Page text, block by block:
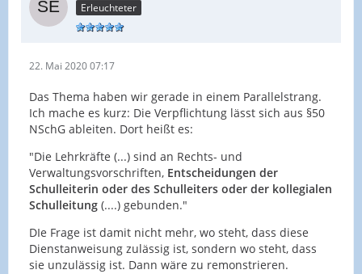
Erleuchteter
22. Mai 2020 07:17
Das Thema haben wir gerade in einem Parallelstrang.
Ich mache es kurz: Die Verpflichtung lässt sich aus §50
NSchG ableiten. Dort heißt es:
"Die Lehrkräfte (...) sind an Rechts- und
Verwaltungsvorschriften, Entscheidungen der
Schulleiterin oder des Schulleiters oder der kollegialen
Schulleitung (....) gebunden."
DIe Frage ist damit nicht mehr, wo steht, dass diese
Dienstanweisung zulässig ist, sondern wo steht, dass
sie unzulässig ist. Dann wäre zu remonstrieren.